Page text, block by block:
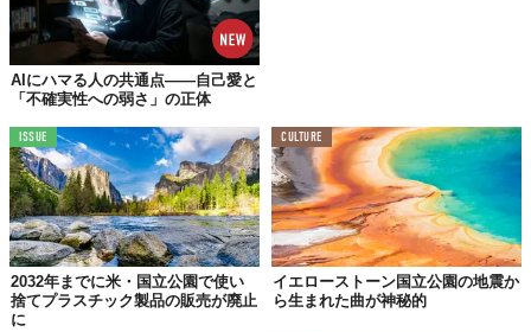
「登山からの→温泉」というコースを満喫してみてください。
※広域に渡るため、地図上では「上信越国立公園内峰の原高原青年の家付近」が表示されてい
ます
AIにハマる人の共通点——自己愛と
「不確実性への弱さ」の正体
ISSUE
2032年までに米・国立公園で使い
捨てプラスチック製品の販売が廃止
に
CULTURE
イエローストーン国立公園の地震か
ら生まれた曲が神秘的